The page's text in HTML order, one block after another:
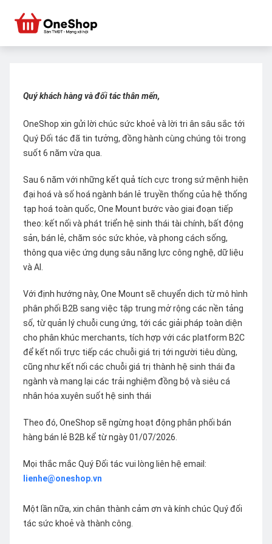
Quý khách hàng và đối tác thân mến,
OneShop xin gửi lời chúc sức khoẻ và lời tri ân sâu sắc tới
Quý Đối tác đã tin tưởng, đồng hành cùng chúng tôi trong
suốt 6 năm vừa qua.
Sau 6 năm với những kết quả tích cực trong sứ mệnh hiện
đại hoá và số hoá ngành bán lẻ truyền thống của hệ thống
tạp hoá toàn quốc, One Mount bước vào giai đoạn tiếp
theo: kết nối và phát triển hệ sinh thái tài chính, bất động
sản, bán lẻ, chăm sóc sức khỏe, và phong cách sống,
thông qua việc ứng dụng sâu năng lực công nghệ, dữ liệu
và AI.
Với định hướng này, One Mount sẽ chuyển dịch từ mô hình
phân phối B2B sang việc tập trung mở rộng các nền tảng
số, từ quản lý chuỗi cung ứng, tới các giải pháp toàn diện
cho phân khúc merchants, tích hợp với các platform B2C
để kết nối trực tiếp các chuỗi giá trị tới người tiêu dùng,
cũng như kết nối các chuỗi giá trị thành hệ sinh thái đa
ngành và mang lại các trải nghiệm đồng bộ và siêu cá
nhân hóa xuyên suốt hệ sinh thái
Theo đó, OneShop sẽ ngừng hoạt động phân phối bán
hàng bán lẻ B2B kể từ ngày 01/07/2026.
Mọi thắc mắc Quý Đối tác vui lòng liên hệ email:
lienhe@oneshop.vn
Một lần nữa, xin chân thành cảm ơn và kính chúc Quý đối
tác sức khoẻ và thành công.